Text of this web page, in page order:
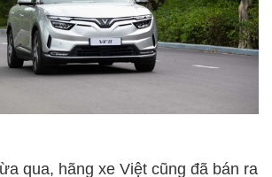
qua, hãng xe Việt cũng đã bán ra